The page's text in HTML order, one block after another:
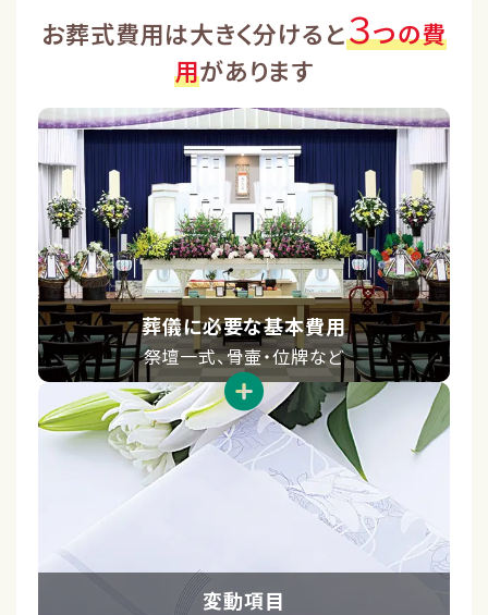
お葬式費用は大きく分けると３つの費
用があります
葬儀に必要な基本費用
祭壇⼀式、骨壷・位牌など
変動項目